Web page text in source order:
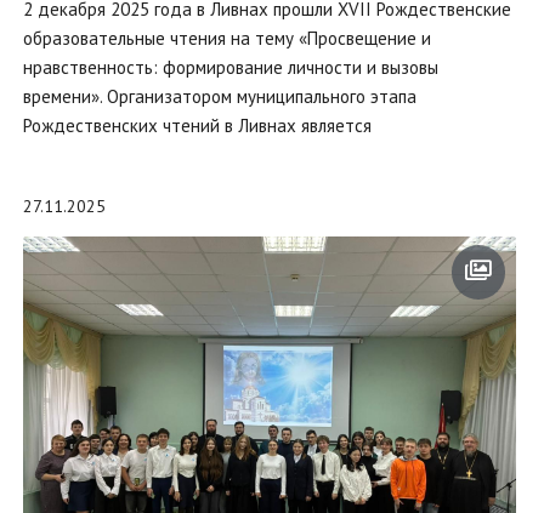
2 декабря 2025 года в Ливнах прошли XVII Рождественские
образовательные чтения на тему «Просвещение и
нравственность: формирование личности и вызовы
времени». Организатором муниципального этапа
Рождественских чтений в Ливнах является
27.11.2025